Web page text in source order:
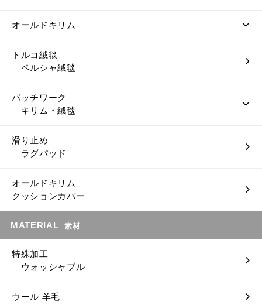
オールドキリム
トルコ絨毯
ペルシャ絨毯
パッチワーク
キリム・絨毯
滑り止め
ラグパッド
オールドキリム
クッションカバー
MATERIAL 素材
特殊加工
ウォッシャブル
ウール 羊毛